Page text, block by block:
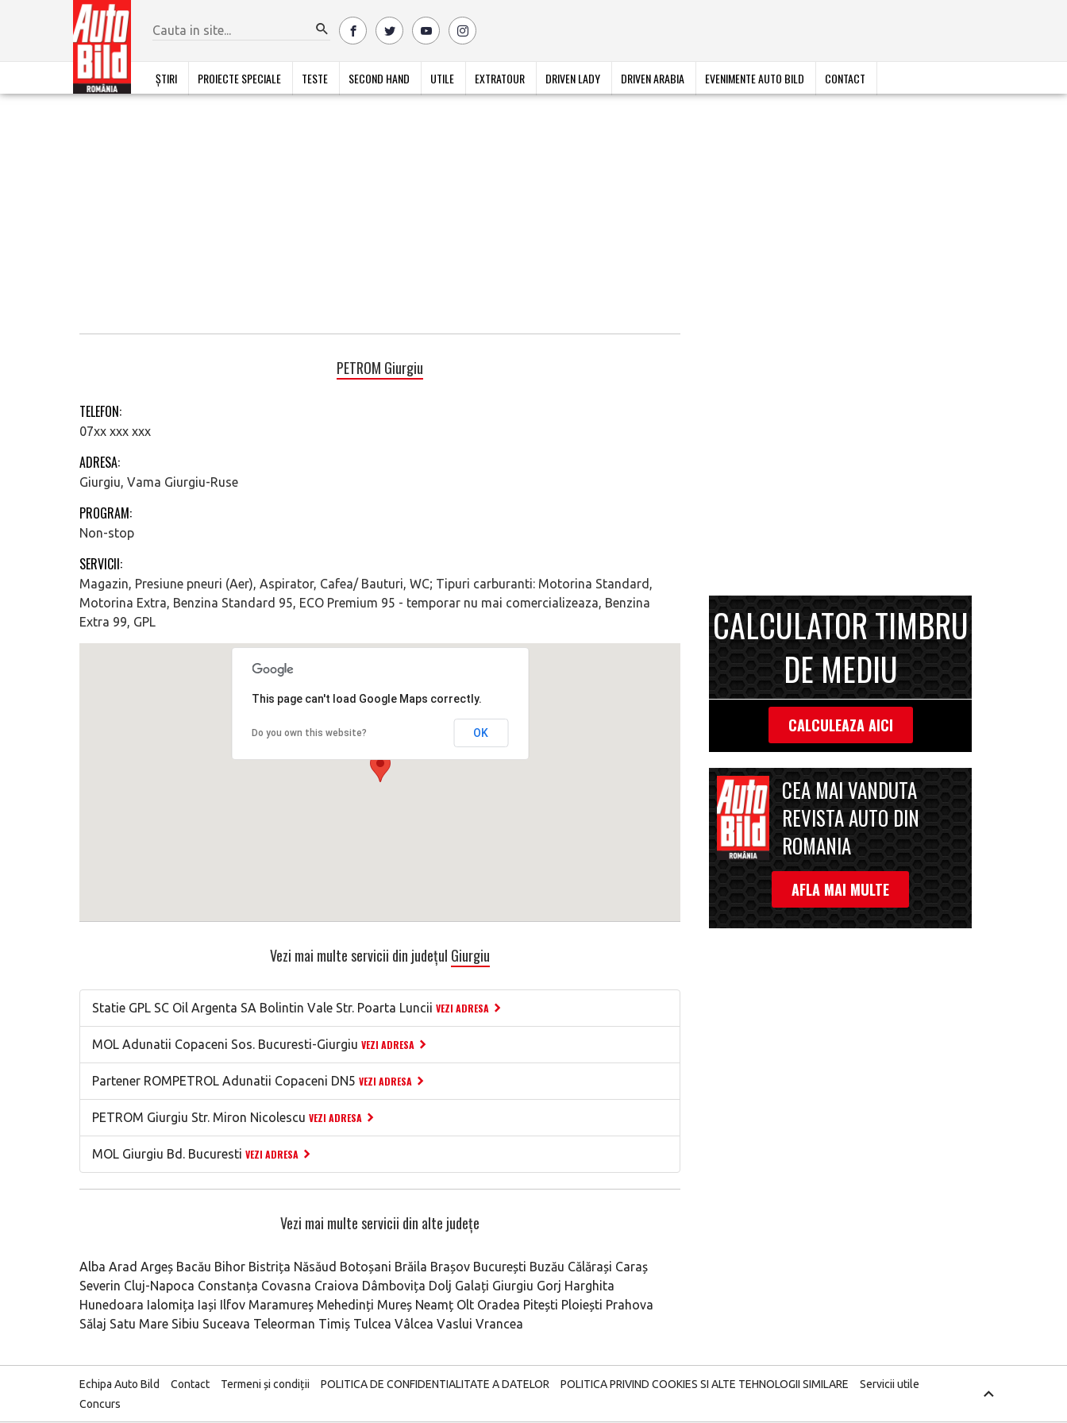
ȘTIRI PROIECTE SPECIALE TESTE SECOND HAND UTILE EXTRATOUR DRIVEN LADY DRIVEN ARABIA EVENIMENTE AUTO BILD CONTACT
PETROM Giurgiu
TELEFON:
07xx xxx xxx
ADRESA:
Giurgiu, Vama Giurgiu-Ruse
PROGRAM:
Non-stop
SERVICII:
Magazin, Presiune pneuri (Aer), Aspirator, Cafea/ Bauturi, WC; Tipuri carburanti: Motorina Standard,
Motorina Extra, Benzina Standard 95, ECO Premium 95 - temporar nu mai comercializeaza, Benzina
Extra 99, GPL
This page can't load Google Maps correctly.
Do you own this website? OK
Vezi mai multe servicii din județul Giurgiu
Statie GPL SC Oil Argenta SA Bolintin Vale Str. Poarta Luncii VEZI ADRESA
MOL Adunatii Copaceni Sos. Bucuresti-Giurgiu VEZI ADRESA
Partener ROMPETROL Adunatii Copaceni DN5 VEZI ADRESA
PETROM Giurgiu Str. Miron Nicolescu VEZI ADRESA
MOL Giurgiu Bd. Bucuresti VEZI ADRESA
Vezi mai multe servicii din alte județe
Alba Arad Argeș Bacău Bihor Bistrița Năsăud Botoșani Brăila Brașov București Buzău Călărași Caraș
Severin Cluj-Napoca Constanța Covasna Craiova Dâmbovița Dolj Galați Giurgiu Gorj Harghita
Hunedoara Ialomița Iași Ilfov Maramureș Mehedinți Mureș Neamț Olt Oradea Pitești Ploiești Prahova
Sălaj Satu Mare Sibiu Suceava Teleorman Timiș Tulcea Vâlcea Vaslui Vrancea
CALCULATOR TIMBRU
DE MEDIU
CALCULEAZA AICI
CEA MAI VANDUTA
REVISTA AUTO DIN
ROMANIA
AFLA MAI MULTE
Echipa Auto Bild Contact Termeni și condiții POLITICA DE CONFIDENTIALITATE A DATELOR POLITICA PRIVIND COOKIES SI ALTE TEHNOLOGII SIMILARE
Servicii utile
Concurs